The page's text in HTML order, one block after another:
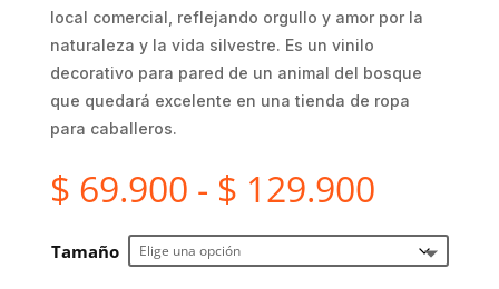
local comercial, reflejando orgullo y amor por la
naturaleza y la vida silvestre. Es un vinilo
decorativo para pared de un animal del bosque
que quedará excelente en una tienda de ropa
para caballeros.
$ 69.900 - $ 129.900Rango
desde
Tamaño